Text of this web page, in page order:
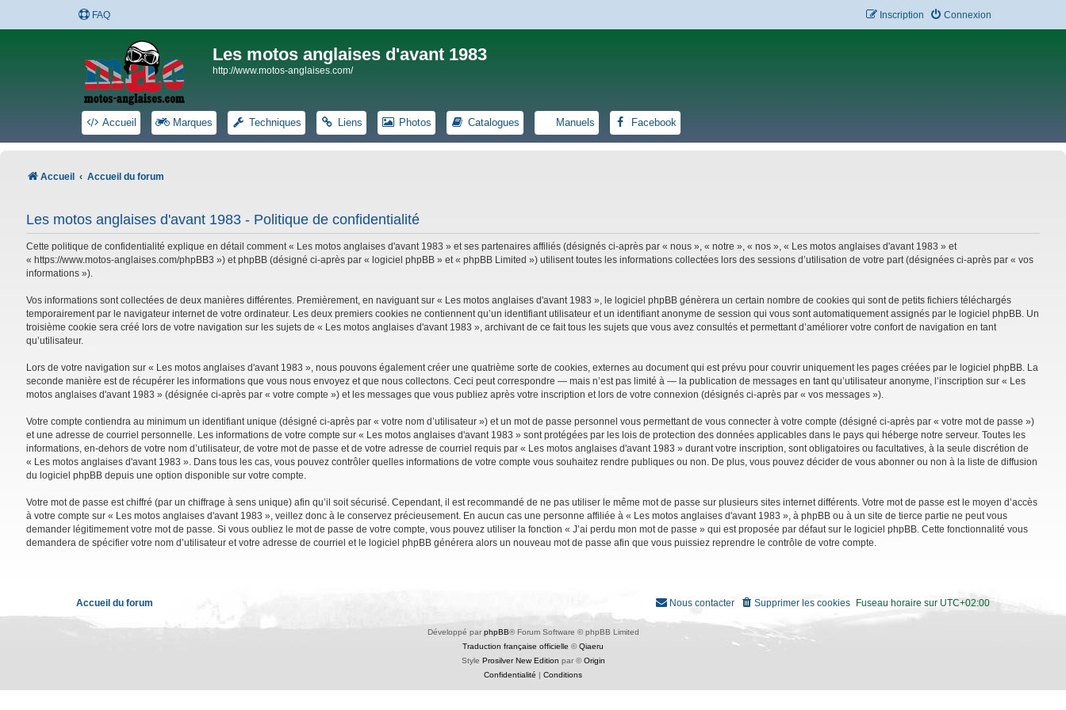
FAQ Connexion
Inscription
Les motos anglaises d'avant 1983
http://www.motos-anglaises.com/
Accueil Marques Techniques Liens Photos Catalogues Manuels Facebook
Accueil Accueil du forum
Les motos anglaises d'avant 1983 - Politique de confidentialité
Cette politique de confidentialité explique en détail comment « Les motos anglaises d'avant 1983 » et ses partenaires affiliés (désignés ci-après par « nous », « notre », « nos », « Les motos anglaises d'avant 1983 » et
« https://www.motos-anglaises.com/phpBB3 ») et phpBB (désigné ci-après par « logiciel phpBB » et « phpBB Limited ») utilisent toutes les informations collectées lors des sessions d’utilisation de votre part (désignées ci-après par « vos
informations »).
Vos informations sont collectées de deux manières différentes. Premièrement, en naviguant sur « Les motos anglaises d'avant 1983 », le logiciel phpBB génèrera un certain nombre de cookies qui sont de petits fichiers téléchargés
temporairement par le navigateur internet de votre ordinateur. Les deux premiers cookies ne contiennent qu’un identifiant utilisateur et un identifiant anonyme de session qui vous sont automatiquement assignés par le logiciel phpBB. Un
troisième cookie sera créé lors de votre navigation sur les sujets de « Les motos anglaises d'avant 1983 », archivant de ce fait tous les sujets que vous avez consultés et permettant d’améliorer votre confort de navigation en tant
qu’utilisateur.
Lors de votre navigation sur « Les motos anglaises d'avant 1983 », nous pouvons également créer une quatrième sorte de cookies, externes au document qui est prévu pour couvrir uniquement les pages créées par le logiciel phpBB. La
seconde manière est de récupérer les informations que vous nous envoyez et que nous collectons. Ceci peut correspondre — mais n’est pas limité à — la publication de messages en tant qu’utilisateur anonyme, l’inscription sur « Les
motos anglaises d'avant 1983 » (désignée ci-après par « votre compte ») et les messages que vous publiez après votre inscription et lors de votre connexion (désignés ci-après par « vos messages »).
Votre compte contiendra au minimum un identifiant unique (désigné ci-après par « votre nom d’utilisateur ») et un mot de passe personnel vous permettant de vous connecter à votre compte (désigné ci-après par « votre mot de passe »)
et une adresse de courriel personnelle. Les informations de votre compte sur « Les motos anglaises d'avant 1983 » sont protégées par les lois de protection des données applicables dans le pays qui héberge notre serveur. Toutes les
informations, en-dehors de votre nom d’utilisateur, de votre mot de passe et de votre adresse de courriel requis par « Les motos anglaises d'avant 1983 » durant votre inscription, sont obligatoires ou facultatives, à la seule discrétion de
« Les motos anglaises d'avant 1983 ». Dans tous les cas, vous pouvez contrôler quelles informations de votre compte vous souhaitez rendre publiques ou non. De plus, vous pouvez décider de vous abonner ou non à la liste de diffusion
du logiciel phpBB depuis une option disponible sur votre compte.
Votre mot de passe est chiffré (par un chiffrage à sens unique) afin qu’il soit sécurisé. Cependant, il est recommandé de ne pas utiliser le même mot de passe sur plusieurs sites internet différents. Votre mot de passe est le moyen d’accès
à votre compte sur « Les motos anglaises d'avant 1983 », veillez donc à le conservez précieusement. En aucun cas une personne affiliée à « Les motos anglaises d'avant 1983 », à phpBB ou à un site de tierce partie ne peut vous
demander légitimement votre mot de passe. Si vous oubliez le mot de passe de votre compte, vous pouvez utiliser la fonction « J’ai perdu mon mot de passe » qui est proposée par défaut sur le logiciel phpBB. Cette fonctionnalité vous
demandera de spécifier votre nom d’utilisateur et votre adresse de courriel et le logiciel phpBB générera alors un nouveau mot de passe afin que vous puissiez reprendre le contrôle de votre compte.
Accueil du forum Fuseau horaire sur UTC+02:00
Supprimer les cookies
Nous contacter
Développé par phpBB® Forum Software © phpBB Limited
Traduction française officielle ©Qiaeru
Style Prosilver New Edition par ©Origin
Confidentialité
Conditions